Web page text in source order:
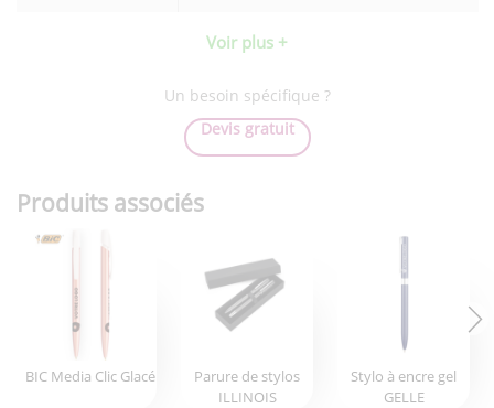
Voir plus +
Un besoin spécifique ?
Devis gratuit
Produits associés
BIC Media Clic Glacé
Parure de stylos
ILLINOIS
Stylo à encre gel
GELLE